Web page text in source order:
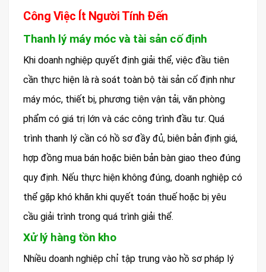
Công Việc Ít Người Tính Đến
Thanh lý máy móc và tài sản cố định
Khi doanh nghiệp quyết định giải thể, việc đầu tiên
cần thực hiện là rà soát toàn bộ tài sản cố định như
máy móc, thiết bị, phương tiện vận tải, văn phòng
phẩm có giá trị lớn và các công trình đầu tư. Quá
trình thanh lý cần có hồ sơ đầy đủ, biên bản định giá,
hợp đồng mua bán hoặc biên bản bàn giao theo đúng
quy định. Nếu thực hiện không đúng, doanh nghiệp có
thể gặp khó khăn khi quyết toán thuế hoặc bị yêu
cầu giải trình trong quá trình giải thể.
Xử lý hàng tồn kho
Nhiều doanh nghiệp chỉ tập trung vào hồ sơ pháp lý